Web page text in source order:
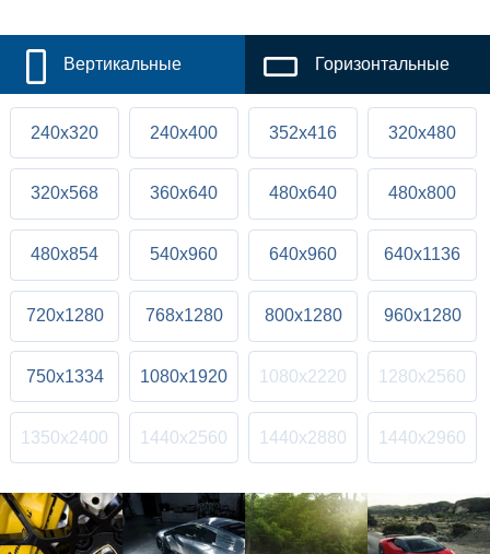
Вертикальные Горизонтальные
240x320 240x400 352x416 320x480
320x568 360x640 480x640 480x800
480x854 540x960 640x960 640x1136
720x1280 768x1280 800x1280 960x1280
750x1334 1080x1920 1080x2220 1280x2560
1350x2400 1440x2560 1440x2880 1440x2960